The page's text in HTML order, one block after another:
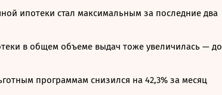
ипотеки стал максимальным за последние два
в общем объеме выдач тоже увеличилась — до
программам снизился на 42,3% за месяц